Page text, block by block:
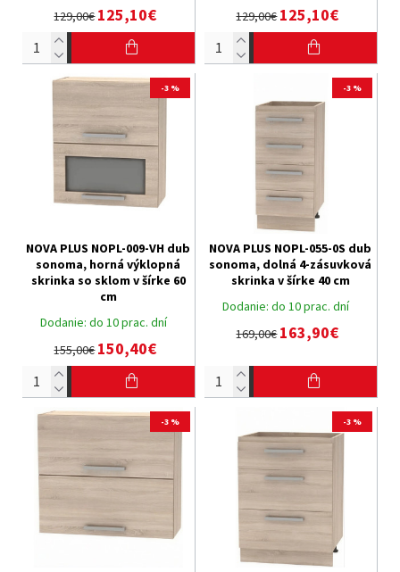
129,00€125,10€ 129,00€125,10€
-3 %
Dodanie: do 10 prac. dní
NOVA PLUS NOPL-009-VH dub
sonoma, horná výklopná
skrinka so sklom v šírke 60
cm
155,00€150,40€
-3 %
Dodanie: do 10 prac. dní
NOVA PLUS NOPL-055-0S dub
sonoma, dolná 4-zásuvková
skrinka v šírke 40 cm
169,00€163,90€
-3 % -3 %